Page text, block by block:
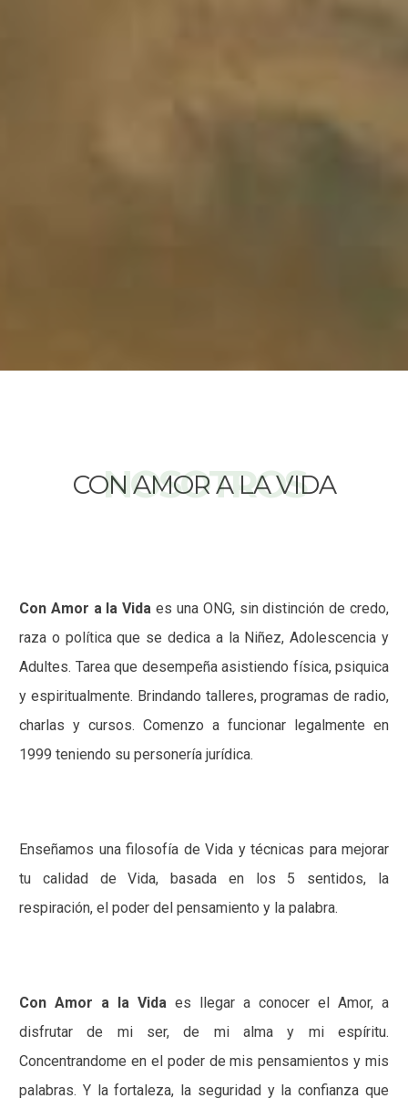
CON AMOR A LA VIDA
NOSOTROS
Con Amor a la Vida es una ONG, sin distinción de credo,
raza o política que se dedica a la Niñez, Adolescencia y
Adultes. Tarea que desempeña asistiendo física, psiquica
y espiritualmente. Brindando talleres, programas de radio,
charlas y cursos. Comenzo a funcionar legalmente en
1999 teniendo su personería jurídica.
Enseñamos una filosofía de Vida y técnicas para mejorar
tu calidad de Vida, basada en los 5 sentidos, la
respiración, el poder del pensamiento y la palabra.
Con Amor a la Vida es llegar a conocer el Amor, a
disfrutar de mi ser, de mi alma y mi espíritu.
Concentrandome en el poder de mis pensamientos y mis
palabras. Y la fortaleza, la seguridad y la confianza que